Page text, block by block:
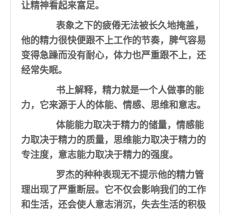
让精神看起来富足。
表象之下的疲倦无法被长久地掩盖，
他的精力很快便跟不上工作的节奏，脾气容易
变得急躁而没有耐心，体力也严重跟不上，还
经常失眠。
书上解释， 精力就是一个人做事的能
力，它来源于人的体能、情感、思维和意志。
体能能力取决于精力的储量，情感能
力取决于精力的质量，思维能力取决于精力的
专注度，意志能力取决于精力的强度。
罗杰的种种表现无不提示他的精力管
理出现了严重断层。它不仅会影响我们的工作
和生活，还会使人意志消沉，失去生活的积极